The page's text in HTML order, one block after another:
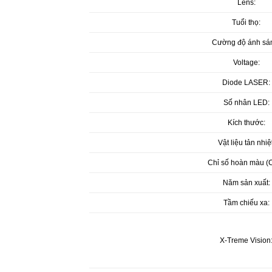
Lens:
Tuổi thọ:
Cường độ ánh
Voltage:
Diode LASER:
Số nhân LED:
Kích thước:
Vật liệu tản
Chỉ số hoàn màu
Năm sản xuất:
Tầm chiếu xa:
X-Treme Vision: